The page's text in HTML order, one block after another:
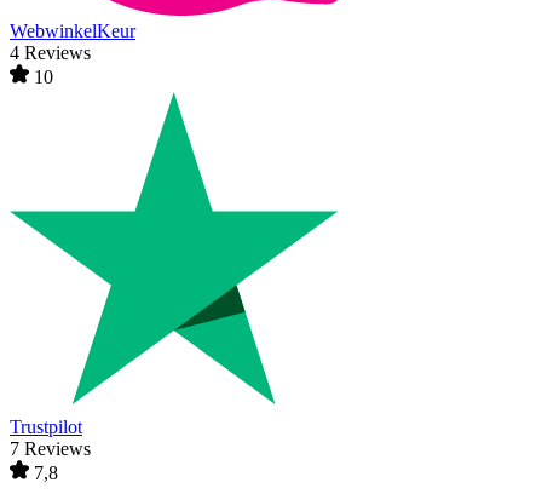
WebwinkelKeur
4 Reviews
10
Trustpilot
7 Reviews
7,8